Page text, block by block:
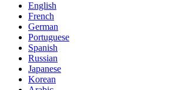
English
French
German
Portuguese
Spanish
Russian
Japanese
Korean